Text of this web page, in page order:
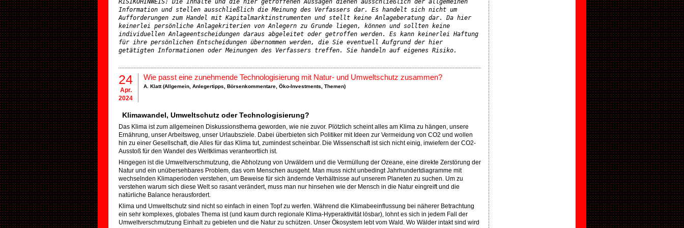
RISIKOHINWEIS: Die Inhalte und die hier getroffenen Aussagen dienen ausschließlich der allgemeinen
Information und stellen ausschließlich die Meinung des Verfassers dar. Es handelt sich nicht um
Aufforderungen zum Handel mit Kapitalmarktinstrumenten und stellt keine Anlageberatung dar. Da hier
keinerlei persönliche Anlagekriterien von Anlegern zu Grunde liegen, können und sollten keine
individuellen Anlageentscheidungen daraus abgeleitet oder getroffen werden. Es kann keinerlei Haftung
für ihre persönlichen Entscheidungen übernommen werden, die Sie eventuell Aufgrund der hier
getätigten Informationen oder Meinungen des Verfassers treffen. Sie handeln auf eigenes Risiko.
24
Apr.
2024
Wie passt eine zunehmende Technologisierung mit Natur- und Umweltschutz zusammen?
A. Klatt (Allgemein Anlegertipps Börsenkommentare Öko-Investments Themen)
Klimawandel, Umweltschutz oder Technologisierung?
Das Klima ist zum allgemeinen Diskussionsthema geworden, wie nie zuvor. Plötzlich scheint alles am Klima zu hängen, unsere
Ernährung, unser Arbeitsweg, unser Urlaubsziele. Dabei überbieten sich Politiker mit Ideen zur Vermeidung von CO2 und wollen
hin zu einer Gesellschaft, die Alles für das Klima tut, zumindest scheinbar. Die Wissenschaft ist sich nicht einig, inwiefern der CO2-
Ausstoß für den Wandel des Weltklimas verantwortlich ist.
Hingegen ist die Umweltverschmutzung, die Abholzung von Urwäldern und die Vermüllung der Ozeane, eine direkte Zerstörung der
Natur und ein unübersehbares Problem, das vom Menschen ausgeht. Man muss nicht unbedingt Jahrhundertdiagramme mit
wechselnden Klimaperioden verstehen, um Beweise für sich ändernde Verhältnisse auf unserem Planeten zu suchen. Um zu
verstehen warum sich diese Welt so rasant verändert, muss man nur hinsehen wie der Mensch in die Natur eingreift und die
natürliche Balance herausfordert.
Klima und Umweltschutz sind nicht so einfach in einen Topf zu werfen. Während die Klimabeeinflussung bei näherer Betrachtung
ein sehr komplexes, globales Thema ist (und kaum durch regionale Klima-Hyperaktivität lösbar), lohnt es sich in jedem Fall der
Umweltverschmutzung Einhalt zu gebieten und die Natur zu schützen. Unser Ökosystem lebt vom Wald. Wo Wälder intakt sind wird